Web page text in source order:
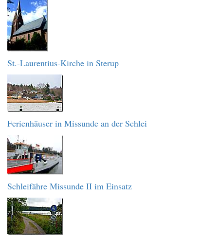
St.-Laurentius-Kirche in Sterup
Ferienhäuser in Missunde an der Schlei
Schleifähre Missunde II im Einsatz